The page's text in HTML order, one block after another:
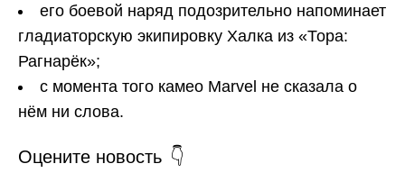
его боевой наряд подозрительно напоминает
гладиаторскую экипировку Халка из «Тора:
Рагнарёк»;
с момента того камео Marvel не сказала о
нём ни слова.
Оцените новость